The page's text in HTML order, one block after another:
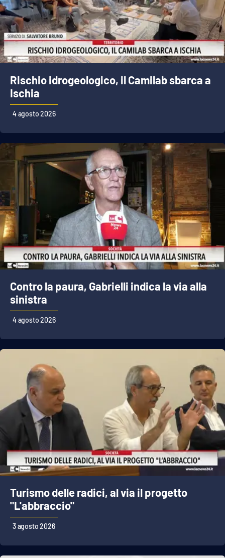
Rischio idrogeologico, il Camilab sbarca a
Ischia
4 agosto 2026
Contro la paura, Gabrielli indica la via alla
sinistra
4 agosto 2026
Turismo delle radici, al via il progetto
"L'abbraccio"
3 agosto 2026